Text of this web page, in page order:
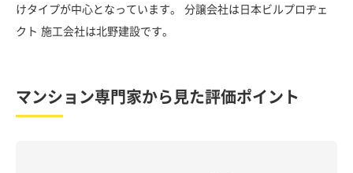
けタイプが中心となっています。 分譲会社は日本ビルプロヂェ
クト 施工会社は北野建設です。
マンション専門家から見た評価ポイント